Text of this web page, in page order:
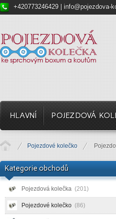
+420773246429 | info@pojezdova-
HLAVNÍ POJEZDOVÁ
Pojezdové kolečko
Kategorie obchodů
Pojezdová kolečka (201)
Pojezdové kolečko (86)